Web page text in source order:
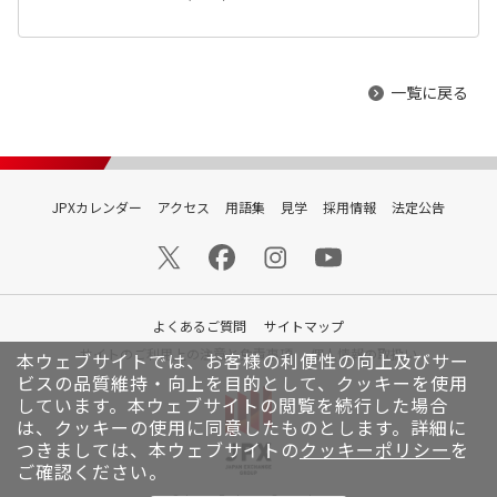
本ウェブサイトでは、お客様の利便性の向上及びサー
ビスの品質維持・向上を目的として、クッキーを使用
しています。 本ウェブサイトの閲覧を続行した場合
は、クッキーの使用に同意したものとします。詳細に
つきましては、本ウェブサイトのクッキーポリシー を
ご確認ください。
一覧に戻る
JPXカレンダー アクセス 用語集 見学 採用情報 法定公告
よくあるご質問
サイトマップ
サイトのご利用上の注意と免責事項
個人情報の取扱い